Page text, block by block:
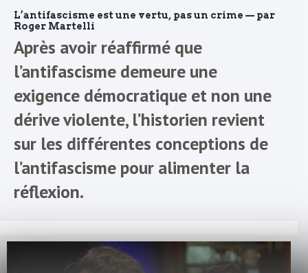
L’antifascisme est une vertu, pas un crime — par
Roger Martelli
Après avoir réaffirmé que
l’antifascisme demeure une
exigence démocratique et non une
dérive violente, l’historien revient
sur les différentes conceptions de
l’antifascisme pour alimenter la
réflexion.